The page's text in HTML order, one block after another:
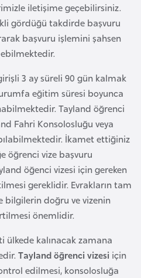
iletişime geçebilirsiniz.
gördüğü takdirde başvuru
başvuru işlemini şahsen
3 ay süreli 90 gün kalmak
eğitim süresi boyunca
Tayland öğrenci
Fahri Konsolosluğu veya
İkamet ettiğiniz
öğrenci vize başvuru
öğenci vizesi için gereken
gereklidir. Evrakların tam
bilgilerin doğru ve vizenin
önemlidir.
ülkede kalınacak zamana
Tayland öğrenci vizesi için
edilmesi, konsolosluğa